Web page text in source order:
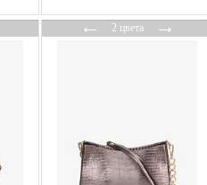
←2 цвета→